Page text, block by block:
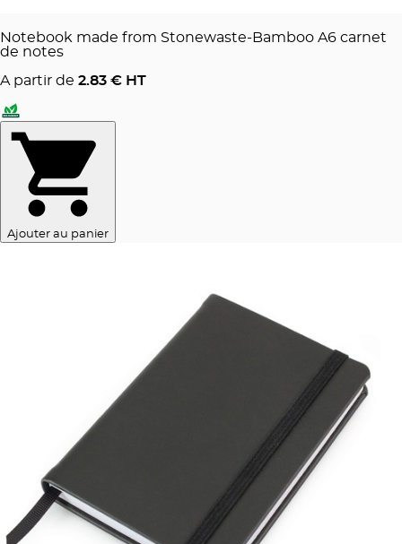
Notebook made from Stonewaste-Bamboo A6 carnet
de notes
A partir de 2.83 € HT
Ajouter au panier